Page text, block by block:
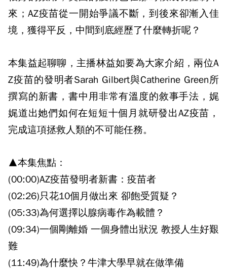
來；AZ疫苗從一開始爭議不斷，到後來卻漸入佳
境，獲得平反，中間到底經歷了什麼轉折呢？
本集益起聊聊，主播林益如要為大家介紹，兩位A
Z疫苗的發明者Sarah Gilbert與Catherine Green所
撰寫的新書，書中用非常有溫度的敘事手法，娓
娓道出她們如何在短短十個月就研發出AZ疫苗，
完成這項拯救人類的不可能任務。
▲本集焦點：
(00:00)AZ疫苗發明者新書：疫苗者
(02:26)只花10個月做出來 卻飽受質疑？
(05:33)為何選擇以腺病毒作為載體？
(09:34)一個剛離婚 一個身體出狀況 教授人生好艱
難
(11:49)為什麼快？牛津大學早就在做準備